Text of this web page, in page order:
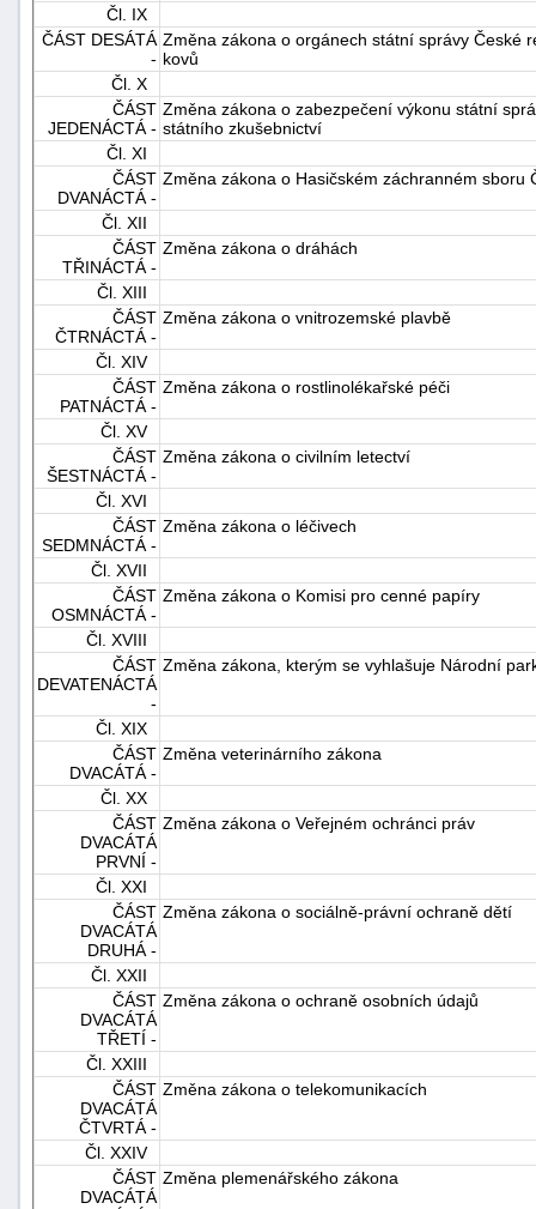
Čl. IX
ČÁST DESÁTÁ
-
Změna zákona o orgánech státní správy České
kovů
Čl. X
ČÁST
JEDENÁCTÁ -
Změna zákona o zabezpečení výkonu státní
státního zkušebnictví
Čl. XI
ČÁST
DVANÁCTÁ -
Změna zákona o Hasičském záchranném sboru
Čl. XII
ČÁST
TŘINÁCTÁ -
Změna zákona o dráhách
Čl. XIII
ČÁST
ČTRNÁCTÁ -
Změna zákona o vnitrozemské plavbě
Čl. XIV
ČÁST
PATNÁCTÁ -
Změna zákona o rostlinolékařské péči
Čl. XV
ČÁST
ŠESTNÁCTÁ -
Změna zákona o civilním letectví
Čl. XVI
ČÁST
SEDMNÁCTÁ -
Změna zákona o léčivech
Čl. XVII
ČÁST
OSMNÁCTÁ -
Změna zákona o Komisi pro cenné papíry
Čl. XVIII
ČÁST
DEVATENÁCTÁ
-
Změna zákona, kterým se vyhlašuje Národní
Čl. XIX
ČÁST
DVACÁTÁ -
Změna veterinárního zákona
Čl. XX
ČÁST
DVACÁTÁ
PRVNÍ -
Změna zákona o Veřejném ochránci práv
Čl. XXI
ČÁST
DVACÁTÁ
DRUHÁ -
Změna zákona o sociálně-právní ochraně dětí
Čl. XXII
ČÁST
DVACÁTÁ
TŘETÍ -
Změna zákona o ochraně osobních údajů
Čl. XXIII
ČÁST
DVACÁTÁ
ČTVRTÁ -
Změna zákona o telekomunikacích
Čl. XXIV
ČÁST
DVACÁTÁ
Změna plemenářského zákona
"náhradě
škod"